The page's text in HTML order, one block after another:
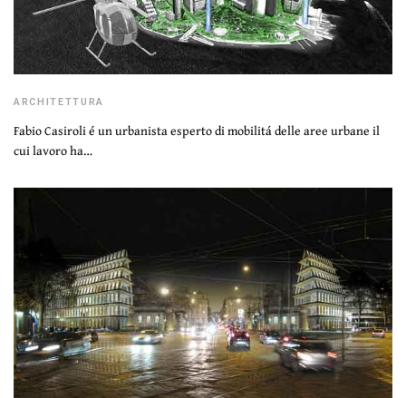
ARCHITETTURA
Fabio Casiroli é un urbanista esperto di mobilitá delle aree urbane il
cui lavoro ha…